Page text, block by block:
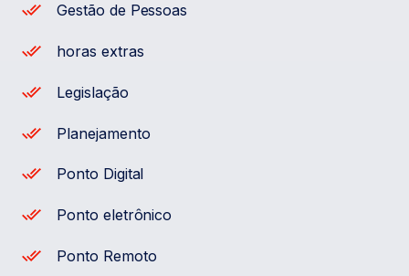
Gestão de Pessoas
horas extras
Legislação
Planejamento
Ponto Digital
Ponto eletrônico
Ponto Remoto